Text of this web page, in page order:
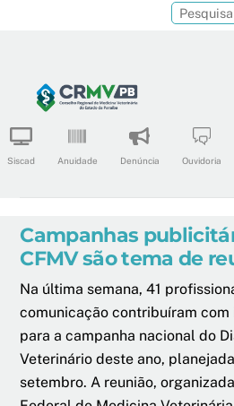
content
Siscad Anuidade Denúncia Ouvidoria
Campanhas
CFMV são tema de
Na última semana, 41
comunicação contribuíram com
para a campanha nacional do
Veterinário deste ano,
setembro. A reunião,